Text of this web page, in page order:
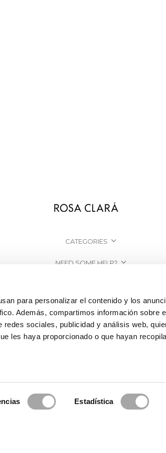
para personalizar el contenido y los
Además, compartimos información sobre
sociales, publicidad y análisis web,
les haya proporcionado o que hayan
Estadística
CATEGORIES
NEED SOME HELP?
COMPANY
Clará | Since 1995 Privacy Policy